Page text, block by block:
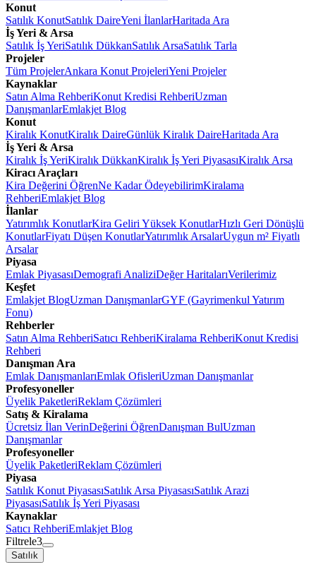
Konut
Satılık KonutSatılık DaireYeni İlanlarHaritada Ara
İş Yeri & Arsa
Satılık İş YeriSatılık DükkanSatılık ArsaSatılık Tarla
Projeler
Tüm ProjelerAnkara Konut ProjeleriYeni Projeler
Kaynaklar
Satın Alma RehberiKonut Kredisi RehberiUzman
DanışmanlarEmlakjet Blog
Konut
Kiralık KonutKiralık DaireGünlük Kiralık DaireHaritada Ara
İş Yeri & Arsa
Kiralık İş YeriKiralık DükkanKiralık İş Yeri PiyasasıKiralık Arsa
Kiracı Araçları
Kira Değerini ÖğrenNe Kadar ÖdeyebilirimKiralama
RehberiEmlakjet Blog
İlanlar
Yatırımlık KonutlarKira Geliri Yüksek KonutlarHızlı Geri Dönüşlü
KonutlarFiyatı Düşen KonutlarYatırımlık ArsalarUygun m² Fiyatlı
Arsalar
Piyasa
Emlak PiyasasıDemografi AnaliziDeğer HaritalarıVerilerimiz
Keşfet
Emlakjet BlogUzman DanışmanlarGYF (Gayrimenkul Yatırım
Fonu)
Rehberler
Satın Alma RehberiSatıcı RehberiKiralama RehberiKonut Kredisi
Rehberi
Danışman Ara
Emlak DanışmanlarıEmlak OfisleriUzman Danışmanlar
Profesyoneller
Üyelik PaketleriReklam Çözümleri
Satış & Kiralama
Ücretsiz İlan VerinDeğerini ÖğrenDanışman BulUzman
Danışmanlar
Profesyoneller
Üyelik PaketleriReklam Çözümleri
Piyasa
Satılık Konut PiyasasıSatılık Arsa PiyasasıSatılık Arazi
PiyasasıSatılık İş Yeri Piyasası
Kaynaklar
Satıcı RehberiEmlakjet Blog
Filtrele3
Satılık